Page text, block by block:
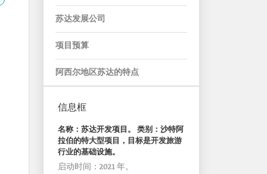
苏达发展公司
项目预算
阿西尔地区苏达的特点
信息框
名称：苏达开发项目。 类别：沙特阿
拉伯的特大型项目，目标是开发旅游
行业的基础设施。
启动时间：2021 年。